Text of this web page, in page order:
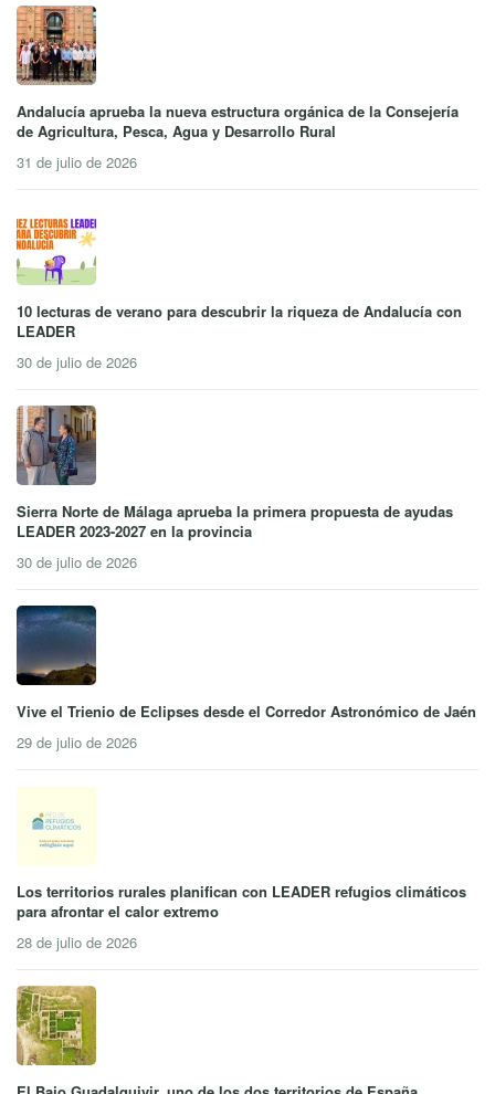
Andalucía aprueba la nueva estructura orgánica de la Consejería
de Agricultura, Pesca, Agua y Desarrollo Rural
31 de julio de 2026
10 lecturas de verano para descubrir la riqueza de Andalucía con
LEADER
30 de julio de 2026
Sierra Norte de Málaga aprueba la primera propuesta de ayudas
LEADER 2023-2027 en la provincia
30 de julio de 2026
Vive el Trienio de Eclipses desde el Corredor Astronómico de Jaén
29 de julio de 2026
Los territorios rurales planifican con LEADER refugios climáticos
para afrontar el calor extremo
28 de julio de 2026